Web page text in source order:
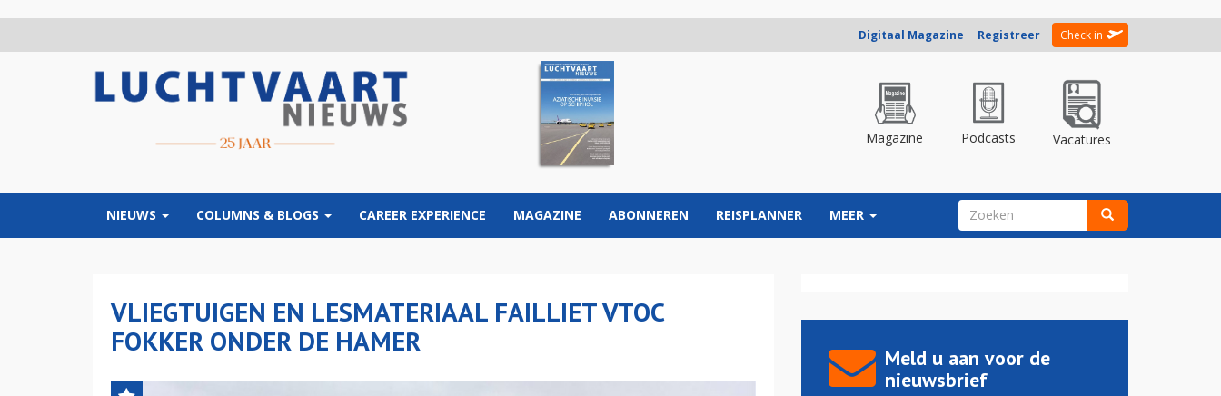
Digitaal Magazine Registreer Check in
Magazine Podcasts Vacatures
NIEUWS COLUMNS & BLOGS CAREER EXPERIENCE MAGAZINE ABONNEREN REISPLANNER MEER ZOEKVELD
VLIEGTUIGEN EN LESMATERIAAL FAILLIET VTOC
FOKKER ONDER DE HAMER
Meld u aan voor de
nieuwsbrief